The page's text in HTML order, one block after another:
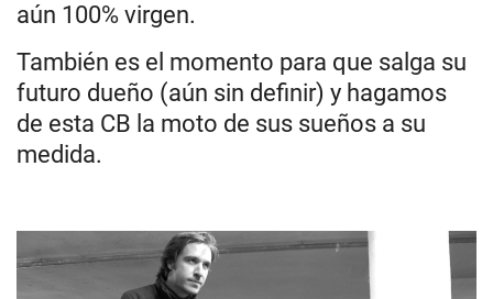
aún 100% virgen.
También es el momento para que salga su
futuro dueño (aún sin definir) y hagamos
de esta CB la moto de sus sueños a su
medida.